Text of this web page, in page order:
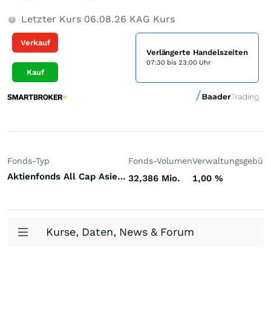
Letzter Kurs 06.08.26 KAG Kurs
Verkauf
Kauf
Verlängerte Handelszeiten
07:30 bis 23:00 Uhr
Fonds-Typ
Aktienfonds All Cap Asien (ex Japan)
Fonds-Volumen
32,386 Mio. 1,00 %
Kurse, Daten, News & Forum